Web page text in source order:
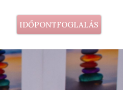
IDŐPONTFOGLALÁS